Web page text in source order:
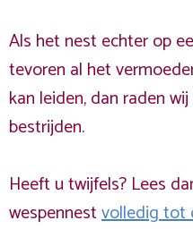
Als het nest echter op
tevoren al het
kan leiden, dan raden
bestrijden.
Heeft u twijfels? Lees
wespennestvolledig tot